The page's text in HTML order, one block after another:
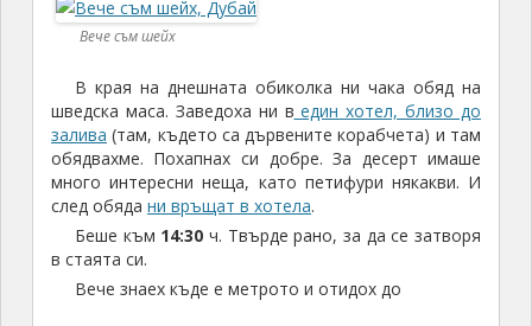
Вече съм шейх
В края на днешната обиколка ни чака обяд на
шведска маса. Заведоха ни в един хотел, близо до
залива (там, където са дървените корабчета) и там
обядвахме. Похапнах си добре. За десерт имаше
много интересни неща, като петифури някакви. И
след обяда ни връщат в хотела.
Беше към 14:30 ч. Твърде рано, за да се затворя
в стаята си.
Вече знаех къде е метрото и отидох до